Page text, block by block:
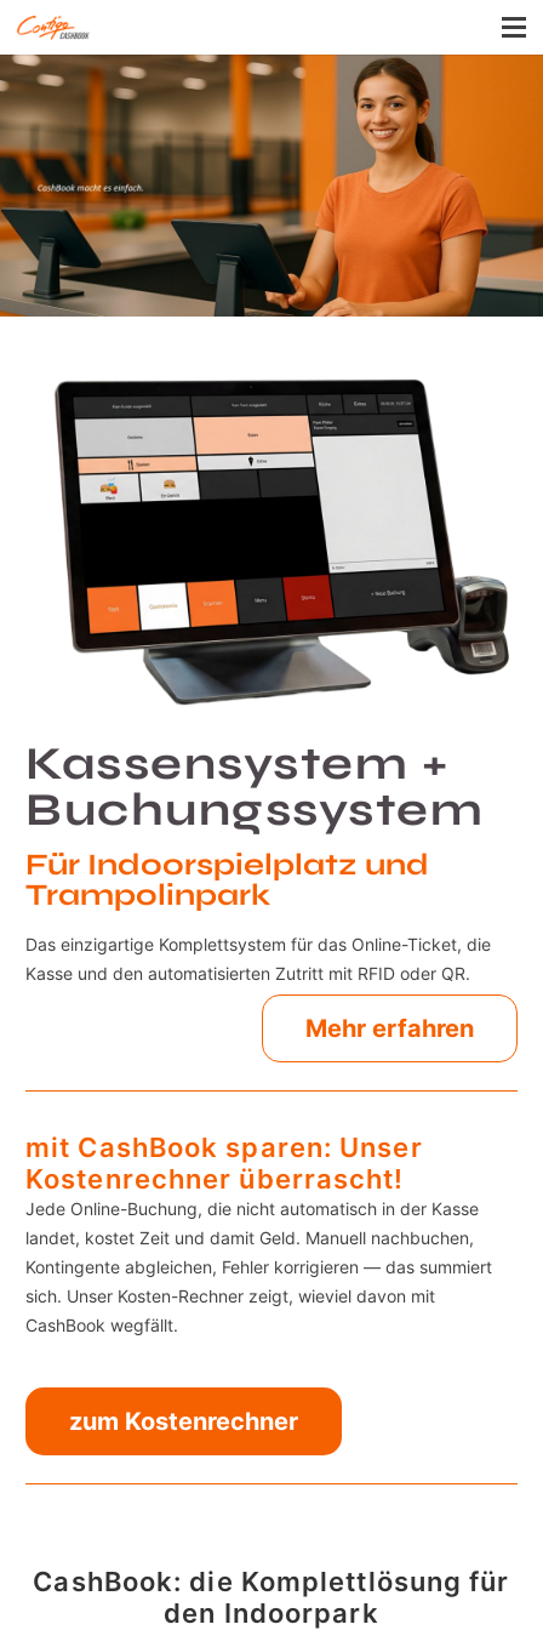
Kassensystem +
Buchungssystem
Für Indoorspielplatz und
Trampolinpark
Das einzigartige Komplettsystem für das Online-Ticket, die
Kasse und den automatisierten Zutritt mit RFID oder QR.
Mehr erfahren
mit CashBook sparen: Unser
Kostenrechner überrascht!
Jede Online-Buchung, die nicht automatisch in der Kasse
landet, kostet Zeit und damit Geld. Manuell nachbuchen,
Kontingente abgleichen, Fehler korrigieren — das summiert
sich. Unser Kosten-Rechner zeigt, wieviel davon mit
CashBook wegfällt.
zum Kostenrechner
CashBook: die Komplettlösung für
den Indoorpark